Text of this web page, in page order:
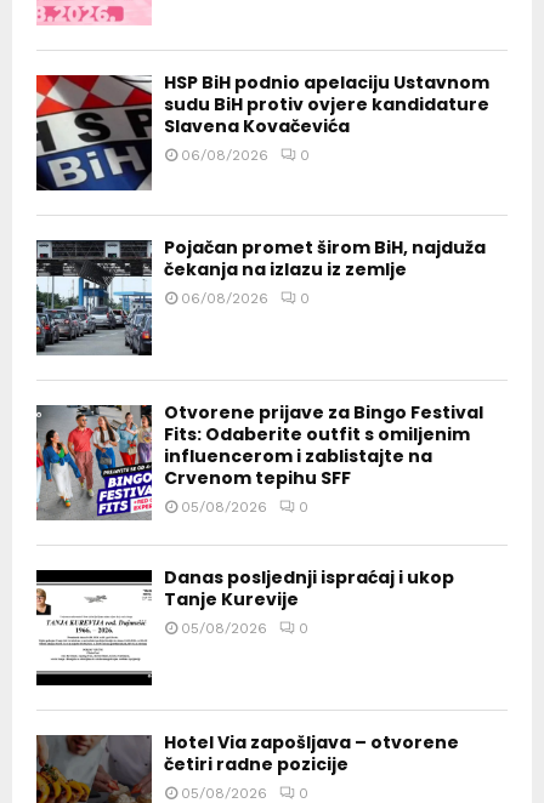
HSP BiH podnio apelaciju Ustavnom
sudu BiH protiv ovjere kandidature
Slavena Kovačevića
06/08/2026 0
Pojačan promet širom BiH, najduža
čekanja na izlazu iz zemlje
06/08/2026 0
Otvorene prijave za Bingo Festival
Fits: Odaberite outfit s omiljenim
influencerom i zablistajte na
Crvenom tepihu SFF
05/08/2026 0
Danas posljednji ispraćaj i ukop
Tanje Kurevije
05/08/2026 0
Hotel Via zapošljava – otvorene
četiri radne pozicije
05/08/2026 0